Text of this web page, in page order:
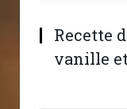
Recette
vanille